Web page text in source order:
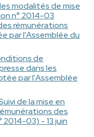
modalités de mise
n° 2014-03
rémunérations
par l'Assemblée du
de
dans les
par l'Assemblée
de la mise en
des
03) - 13 juin